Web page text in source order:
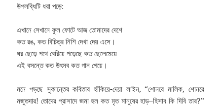
উপলব্ধিটি ধরা পড়ে:
এখানে সেখানে ফুল ফোটে আজ তোমাদের দেশে
কত রঙ, কত বিচিত্র নিশি দেখা দেয় এসে।
ঘর ছেড়ে পথে বেরিয়ে পড়েছে কত ছেলেমেয়ে
এই বসন্তে কত উৎসব কত গান গেয়ে।
মনে পড়ছে সুকান্তের কবিতার হাঁকিয়ে-দেয়া লাইন, “শোনরে মালিক, শোনরে
মজুতদার! তোদের প্রাসাদে জমা হল কত মৃত মানুষের হাড়–হিসাব কি দিবি তার?”